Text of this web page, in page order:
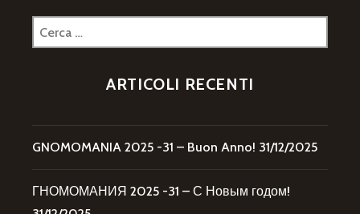
Ricerca
per:
ARTICOLI RECENTI
GNOMOMANIA 2025 -31 – Buon Anno! 31/12/2025
ГНОМОМАНИЯ 2025 -31 – С Новым годом!